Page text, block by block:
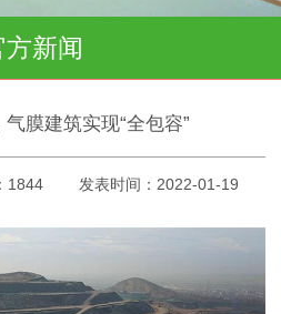
方新闻
膜建筑实现“全包容”
1844 发表时间：2022-01-19